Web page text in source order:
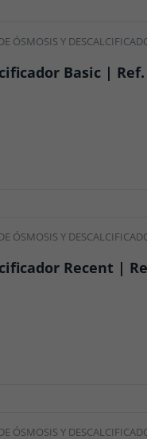
ÓSMOSIS Y
Basic | Ref.
ÓSMOSIS Y
Recent |
ÓSMOSIS Y